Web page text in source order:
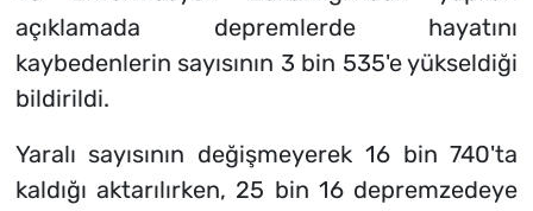
açıklamada depremlerde hayatını
kaybedenlerin sayısının 3 bin 535'e yükseldiği
bildirildi.
Yaralı sayısının değişmeyerek 16 bin 740'ta
kaldığı aktarılırken, 25 bin 16 depremzedeye